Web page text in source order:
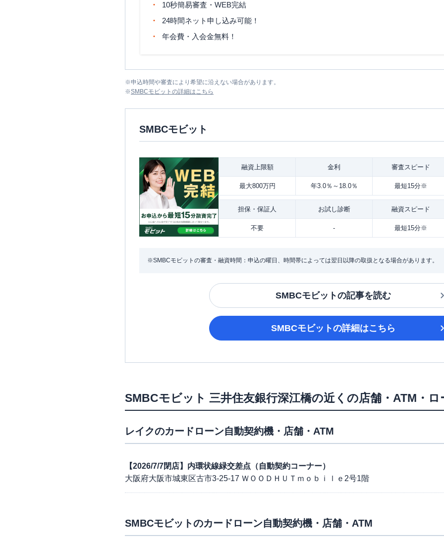
10秒簡易審査・WEB完結
24時間ネット申し込み可能！
年会費・入会金無料！
※申込時間や審査により希望に沿えない場合があります。
※SMBCモビット の詳細はこちら
SMBCモビット
融資上限額 金利 審査スピード
最大800万円 年3.0％～18.0％ 最短15分※
担保・ 保証人 お試し診断 融資スピード
不要 - 最短15分※
※SMBCモビットの審査・融資時間：申込の曜日、時間帯によっては翌日以降の取扱となる場合があります。
SMBCモビットの記事を読む
SMBCモビットの詳細はこちら
SMBCモビット 三井住友銀行深江橋の近くの店舗・ATM・
レイクのカードローン自動契約機・店舗・ATM
【2026/7/7閉店】内環状線緑交差点（自動契約コーナー）
大阪府大阪市城東区古市3-25-17 ＷＯＯＤＨＵＴｍｏｂｉｌｅ2号1階
SMBCモビットのカードローン自動契約機・店舗・ATM